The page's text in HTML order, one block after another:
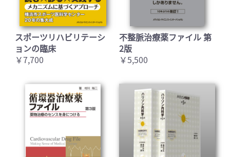
スポーツリハビリテーシ
ョンの臨床
￥7,700
不整脈治療薬ファイル 第
2版
￥5,500